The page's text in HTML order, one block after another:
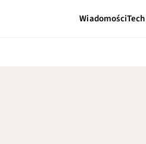
WiadomościTech